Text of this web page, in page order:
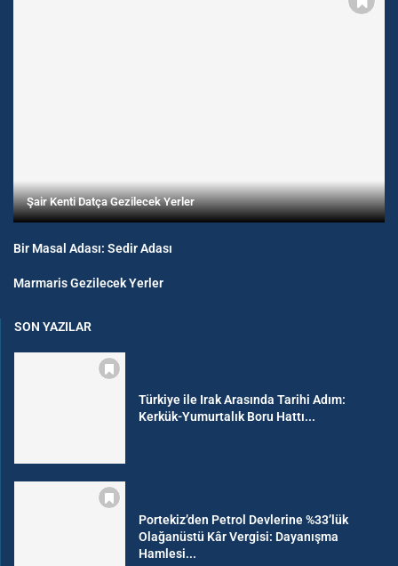
Şair Kenti Datça Gezilecek Yerler
Bir Masal Adası: Sedir Adası
Marmaris Gezilecek Yerler
SON YAZILAR
Türkiye ile Irak Arasında Tarihi Adım:
Kerkük-Yumurtalık Boru Hattı...
Portekiz’den Petrol Devlerine %33’lük
Olağanüstü Kâr Vergisi: Dayanışma
Hamlesi...